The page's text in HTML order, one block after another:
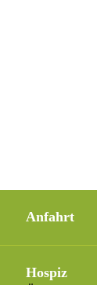
Anfahrt
Hospiz